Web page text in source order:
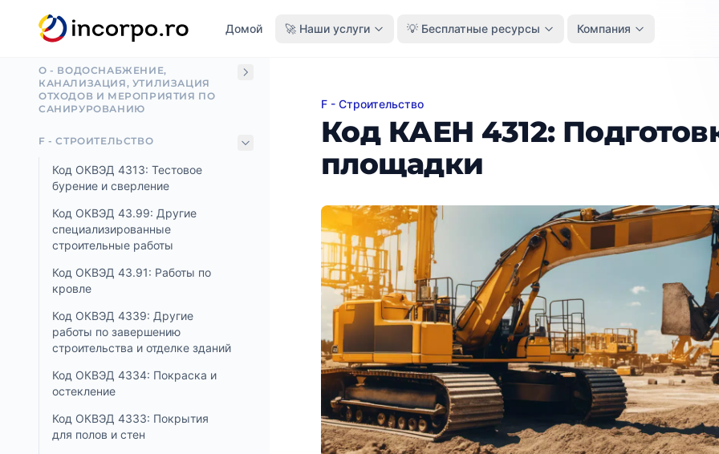
контенту
Домой 🚀 Наши услуги 💡 Бесплатные ресурсы Компания
D - ЭЛЕКТРИЧЕСТВО, ГАЗ, ПАР И
КОНДИЦИОНИРОВАНИЕ ВОЗДУХА
О - ВОДОСНАБЖЕНИЕ,
КАНАЛИЗАЦИЯ, УТИЛИЗАЦИЯ
ОТХОДОВ И МЕРОПРИЯТИЯ ПО
САНИРУРОВАНИЮ
F - СТРОИТЕЛЬСТВО
Код ОКВЭД 4313: Тестовое
бурение и сверление
Код ОКВЭД 43.99: Другие
специализированные
строительные работы
Код ОКВЭД 43.91: Работы по
кровле
Код ОКВЭД 4339: Другие
работы по завершению
строительства и отделке зданий
Код ОКВЭД 4334: Покраска и
остекление
Код ОКВЭД 4333: Покрытия
для полов и стен
Код КАЕН 4312: Подготовка площадки
F - Строительство
Код КАЕН 4312:
площадки